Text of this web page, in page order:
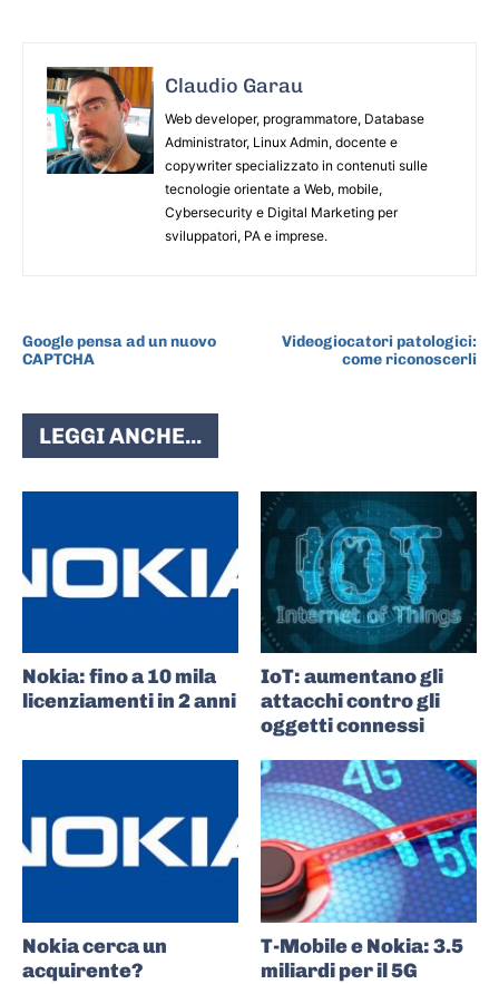
Claudio Garau
Web developer, programmatore, Database
Administrator, Linux Admin, docente e
copywriter specializzato in contenuti sulle
tecnologie orientate a Web, mobile,
Cybersecurity e Digital Marketing per
sviluppatori, PA e imprese.
Google pensa ad un nuovo
CAPTCHA
Videogiocatori patologici:
come riconoscerli
LEGGI ANCHE...
Nokia: fino a 10 mila
licenziamenti in 2 anni
IoT: aumentano gli
attacchi contro gli
oggetti connessi
Nokia cerca un
acquirente?
T-Mobile e Nokia: 3.5
miliardi per il 5G